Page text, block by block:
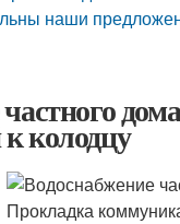
наши
колодцу